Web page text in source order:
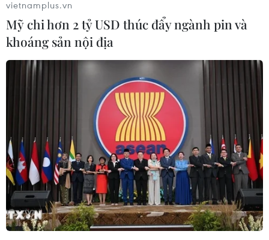
#Chủ tịch nước Nguyễn Xuân Phúc
#Hội Doanh nhân trẻ Việt Nam
#Giải thưởng Sao Đỏ
#Doanh nhân trẻ Việt Nam tiêu biểu 2022
TP. Hà Nội
vietnamplus.vn
Mỹ chi hơn 2 tỷ USD thúc đẩy ngành pin và
khoáng sản nội địa